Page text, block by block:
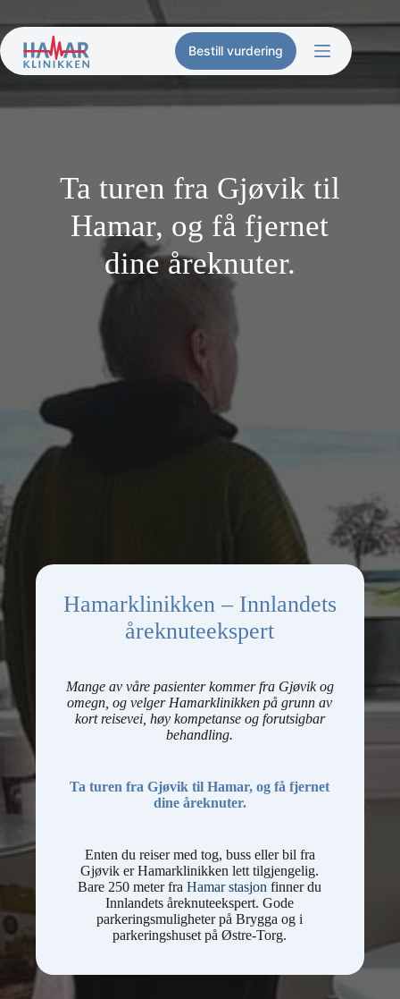
til
innholdet
Bestill vurdering
Ta turen fra Gjøvik til
Hamar, og få fjernet
dine åreknuter.
Hamarklinikken – Innlandets
åreknuteekspert
Mange av våre pasienter kommer fra Gjøvik og
omegn, og velger Hamarklinikken på grunn av
kort reisevei, høy kompetanse og forutsigbar
behandling.
Ta turen fra Gjøvik til Hamar, og få fjernet
dine åreknuter.
Enten du reiser med tog, buss eller bil fra
Gjøvik er Hamarklinikken lett tilgjengelig.
Bare 250 meter fraHamar stasjon finner du
Innlandets åreknuteekspert. Gode
parkeringsmuligheter på Brygga og i
parkeringshuset på Østre-Torg.